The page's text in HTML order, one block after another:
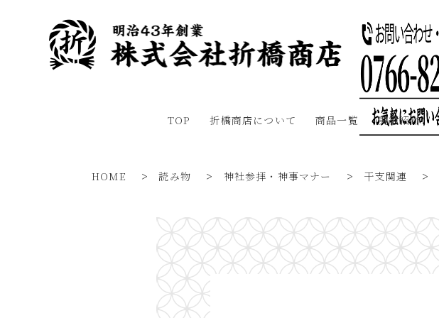
TOP 折橋商店について 商品一覧 実績紹介
HOME > 読み物 > 神社参拝・神事マナー > 干支関連 >